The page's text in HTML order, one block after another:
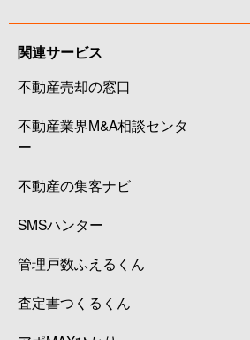
関連サービス
不動産売却の窓口
不動産業界M&A相談センタ
ー
不動産の集客ナビ
SMSハンター
管理戸数ふえるくん
査定書つくるくん